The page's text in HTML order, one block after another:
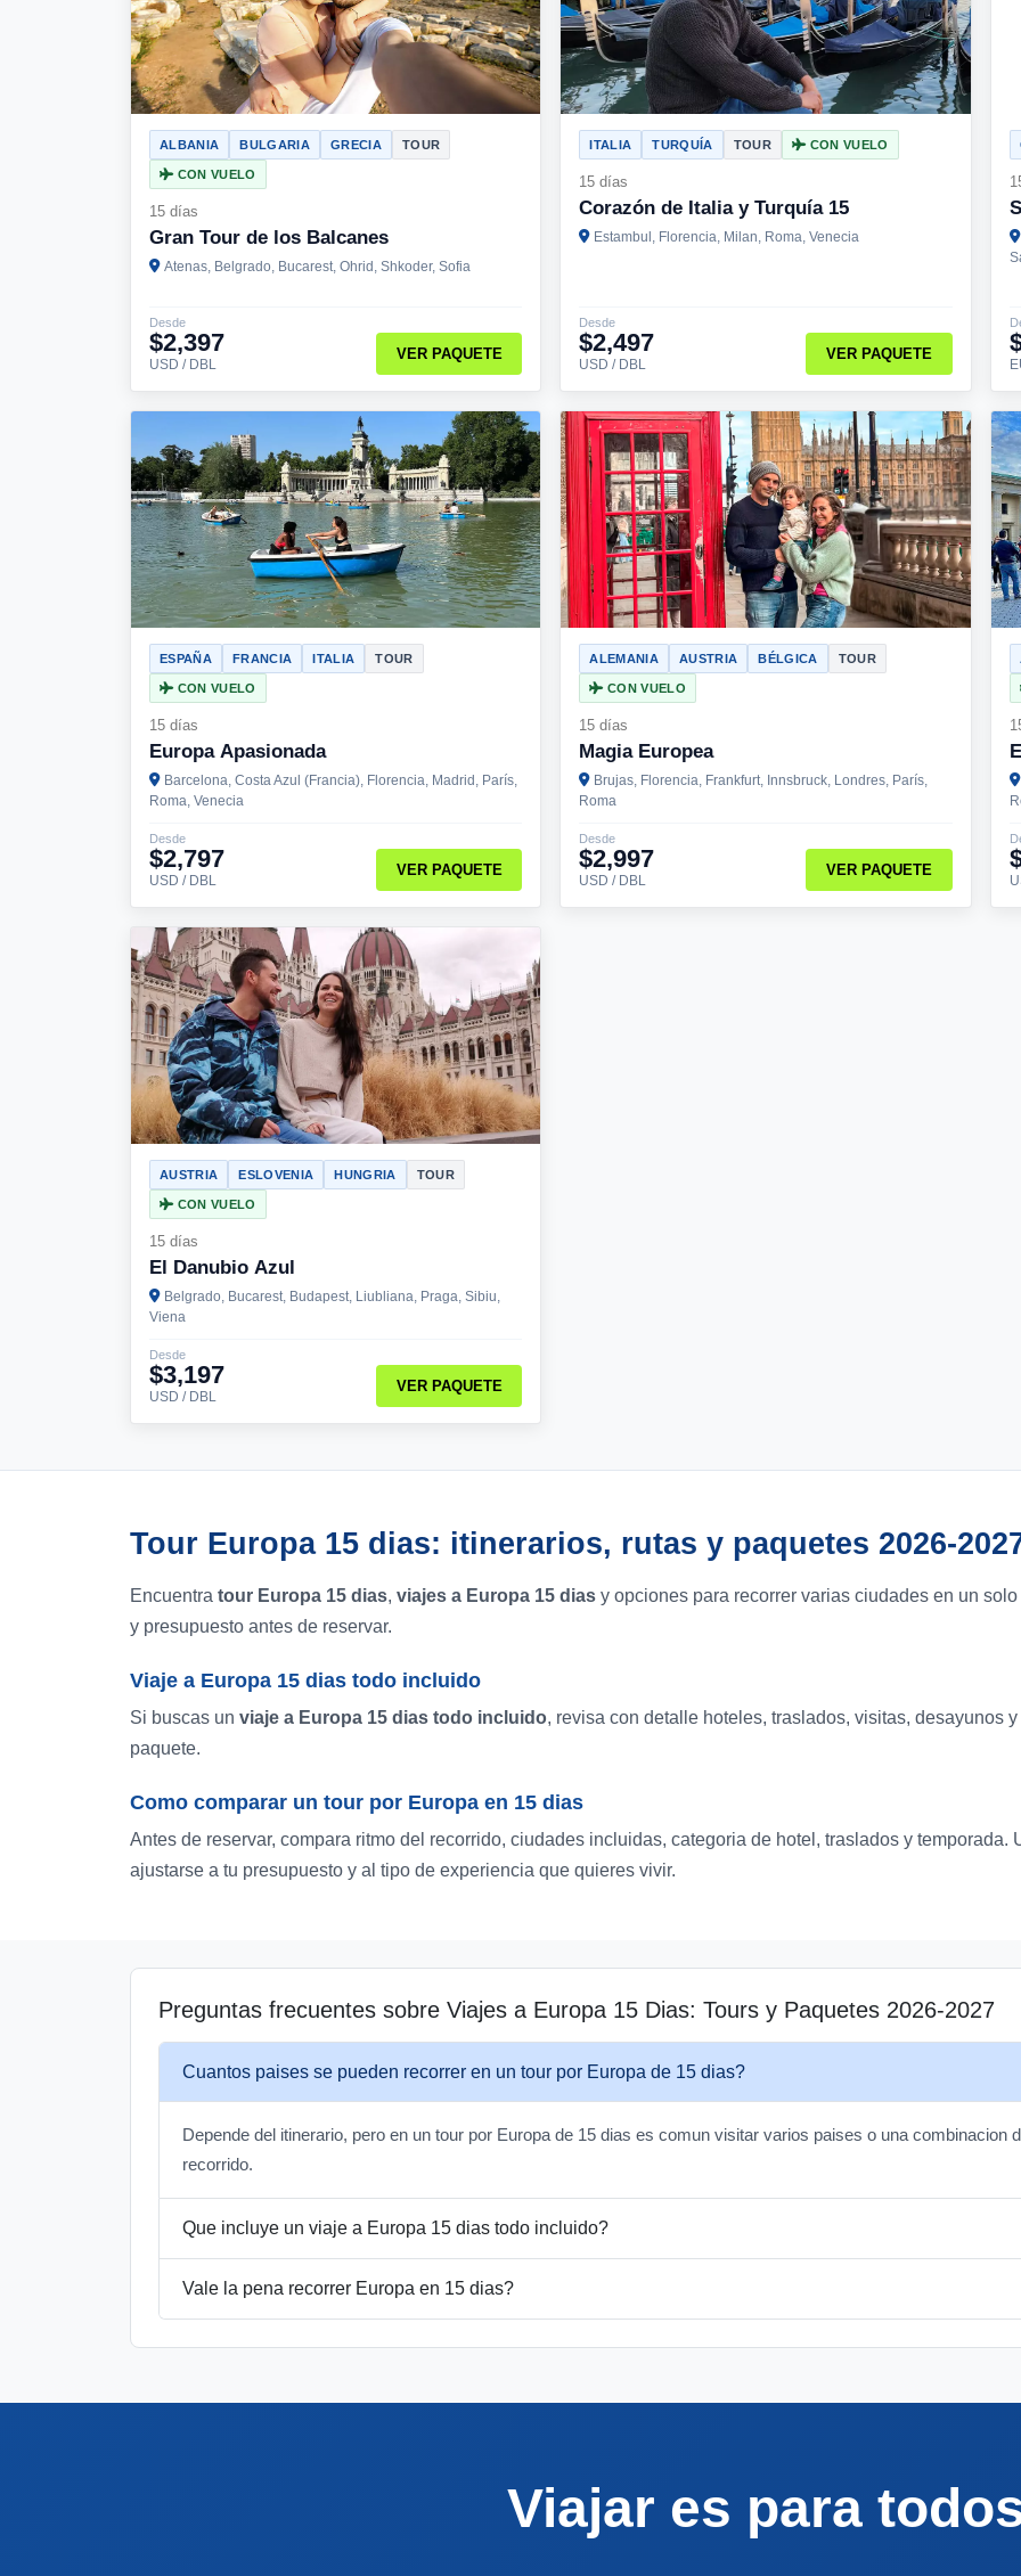
ALBANIA BULGARIA GRECIA TOUR
CON VUELO
15 días
Gran Tour de los Balcanes
Atenas, Belgrado, Bucarest, Ohrid, Shkoder, Sofia
Desde
$2,397
USD / DBL
VER PAQUETE
ITALIA TURQUÍA TOUR CON VUELO
15 días
Corazón de Italia y Turquía 15
Estambul, Florencia, Milan, Roma, Venecia
Desde
$2,497
USD / DBL
VER PAQUETE
ESPAÑA FRANCIA ITALIA TOUR
CON VUELO
15 días
Europa Apasionada
Barcelona, Costa Azul (Francia), Florencia, Madrid, París,
Roma, Venecia
Desde
$2,797
USD / DBL
VER PAQUETE
ALEMANIA AUSTRIA BÉLGICA TOUR
CON VUELO
15 días
Magia Europea
Brujas, Florencia, Frankfurt, Innsbruck, Londres, París,
Roma
Desde
$2,997
USD / DBL
VER PAQUETE
AUSTRIA ESLOVENIA HUNGRIA TOUR
CON VUELO
15 días
El Danubio Azul
Belgrado, Bucarest, Budapest, Liubliana, Praga, Sibiu,
Viena
Desde
$3,197
USD / DBL
VER PAQUETE
Tour Europa 15 dias: itinerarios, rutas y paquetes 2026-
Encuentra tour Europa 15 dias, viajes a Europa 15 dias y opciones para recorrer varias ciudades en un
y presupuesto antes de reservar.
Viaje a Europa 15 dias todo incluido
Si buscas un viaje a Europa 15 dias todo incluido, revisa con detalle hoteles, traslados, visitas, desayunos
paquete.
Como comparar un tour por Europa en 15 dias
Antes de reservar, compara ritmo del recorrido, ciudades incluidas, categoria de hotel, traslados y temporada.
ajustarse a tu presupuesto y al tipo de experiencia que quieres vivir.
Preguntas frecuentes sobre Viajes a Europa 15 Dias: Tours y Paquetes 2026-2027
Cuantos paises se pueden recorrer en un tour por Europa de 15 dias?
Depende del itinerario, pero en un tour por Europa de 15 dias es comun visitar varios paises o una combinacion
recorrido.
Que incluye un viaje a Europa 15 dias todo incluido?
Vale la pena recorrer Europa en 15 dias?
Viajar es para